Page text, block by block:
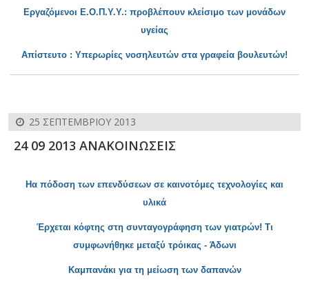
Εργαζόμενοι Ε.Ο.Π.Υ.Υ.: προβλέπουν κλείσιμο των μονάδων
υγείας
Απίστευτο : Υπερωρίες νοσηλευτών στα γραφεία βουλευτών!
25 ΣΕΠΤΕΜΒΡΊΟΥ 2013
24 09 2013 ΑΝΑΚΟΙΝΩΣΕΙΣ
Ηα πόδοση των επενδύσεων σε καινοτόμες τεχνολογίες και
υλικά
Έρχεται κόφτης στη συνταγογράφηση των γιατρών! Τι
συμφωνήθηκε μεταξύ τρόικας - Άδωνι
Καμπανάκι για τη μείωση των δαπανών